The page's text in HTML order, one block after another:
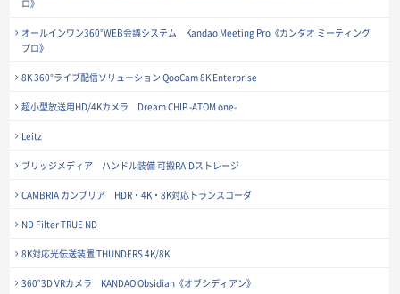
ロ》
オールインワン360°WEB会議システム Kandao Meeting Pro《カンダオ ミーティング
プロ》
8K 360°ライブ配信ソリューション QooCam 8K Enterprise
超小型放送用HD/4Kカメラ Dream CHIP -ATOM one-
Leitz
ブリッジメディア ハンドル装備 可搬RAIDストレージ
CAMBRIA カンブリア HDR・4K・8K対応トランスコーダ
ND Filter TRUE ND
8K対応光伝送装置 THUNDERS 4K/8K
360°3D VRカメラ KANDAO Obsidian《オブシディアン》